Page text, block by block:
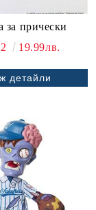
за прически
19.99лв.
детайли